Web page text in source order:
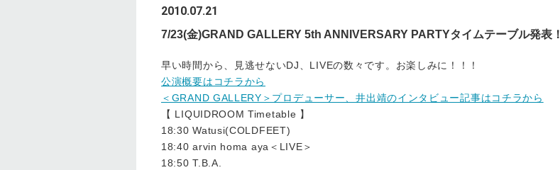
2010.07.21
7/23(金)GRAND GALLERY 5th ANNIVERSARY PARTYタイムテーブル発表！
早い時間から、見逃せないDJ、LIVEの数々です。お楽しみに！！！
公演概要はコチラから
＜GRAND GALLERY＞プロデューサー、井出靖のインタビュー記事はコチラから
【 LIQUIDROOM Timetable 】
18:30 Watusi(COLDFEET)
18:40 arvin homa aya＜LIVE＞
18:50 T.B.A.